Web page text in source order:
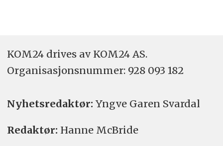
KOM24 drives av KOM24 AS.
Organisasjons­nummer: 928 093 182
Nyhetsredaktør: Yngve Garen Svardal
Redaktør: Hanne McBride